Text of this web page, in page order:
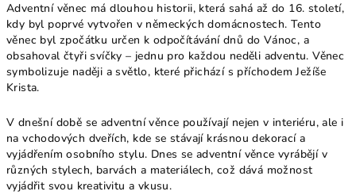
Adventní věnec má dlouhou historii, která sahá až do 16. století,
kdy byl poprvé vytvořen v německých domácnostech. Tento
věnec byl zpočátku určen k odpočítávání dnů do Vánoc, a
obsahoval čtyři svíčky – jednu pro každou neděli adventu. Věnec
symbolizuje naději a světlo, které přichází s příchodem Ježíše
Krista.
V dnešní době se adventní věnce používají nejen v interiéru, ale i
na vchodových dveřích, kde se stávají krásnou dekorací a
vyjádřením osobního stylu. Dnes se adventní věnce vyrábějí v
různých stylech, barvách a materiálech, což dává možnost
vyjádřit svou kreativitu a vkusu.